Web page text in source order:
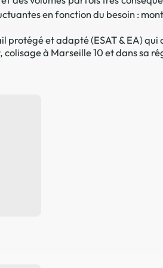
La promotion de vos
Cultiver son réseau
Le Club Partenaires
en fonction du besoin :
et adapté (ESAT & EA) qui
à Marseille 10 et dans sa